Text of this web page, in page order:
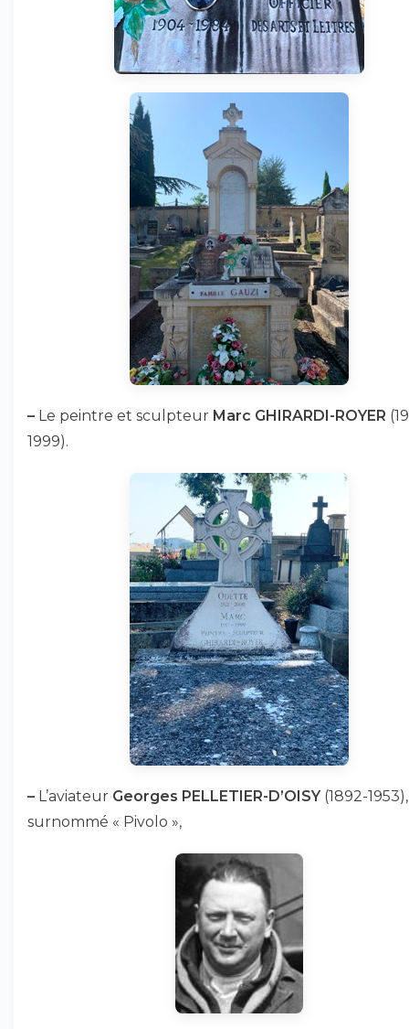
– Le peintre et sculpteur Marc GHIRARDI-ROYER
1999).
– L’aviateur Georges PELLETIER-D’OISY(1892-1953),
surnommé « Pivolo »,